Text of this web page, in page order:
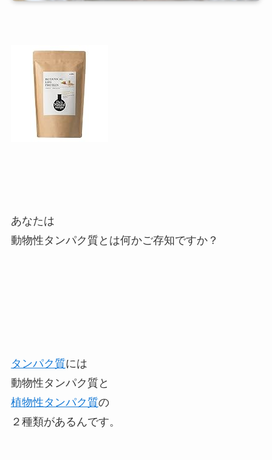
あなたは
動物性タンパク質とは何かご存知ですか？
タンパク質には
動物性タンパク質と
植物性タンパク質の
２種類があるんです。